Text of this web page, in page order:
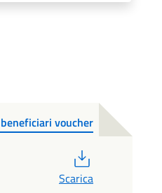
voucher
Scarica